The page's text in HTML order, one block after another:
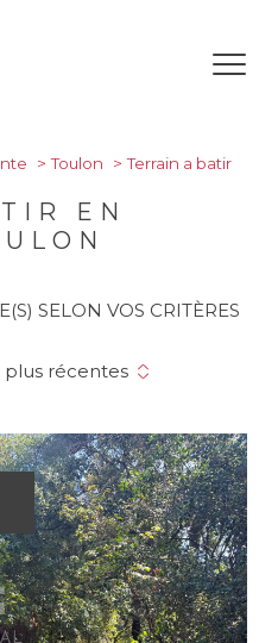
Toulon Terrain a batir
EN
SELON VOS CRITÈRES
plus récentes